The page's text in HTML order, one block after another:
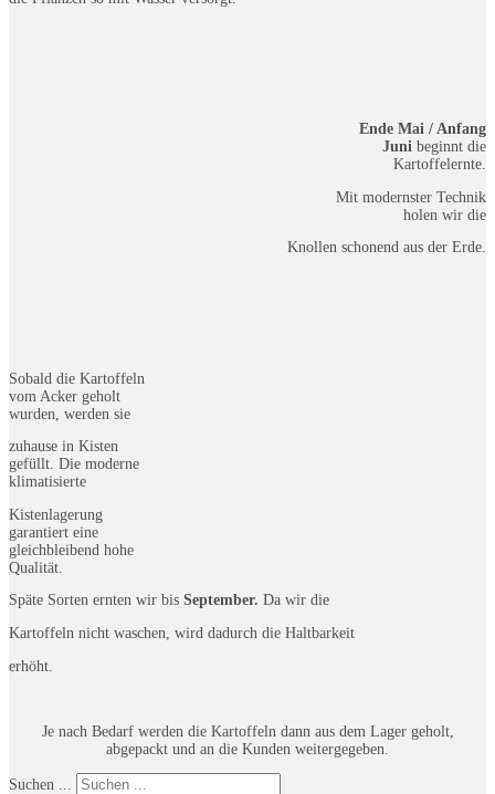
Ende Mai / Anfang
Juni beginnt die
Kartoffelernte.
Mit modernster Technik
holen wir die
Knollen schonend aus der Erde.
Sobald die Kartoffeln
vom Acker geholt
wurden, werden sie
zuhause in Kisten
gefüllt. Die moderne
klimatisierte
Kistenlagerung
garantiert eine
gleichbleibend hohe
Qualität.
Späte Sorten ernten wir bis September. Da wir die
Kartoffeln nicht waschen, wird dadurch die Haltbarkeit
erhöht.
Je nach Bedarf werden die Kartoffeln dann aus dem Lager geholt,
abgepackt und an die Kunden weitergegeben.
Suchen ...